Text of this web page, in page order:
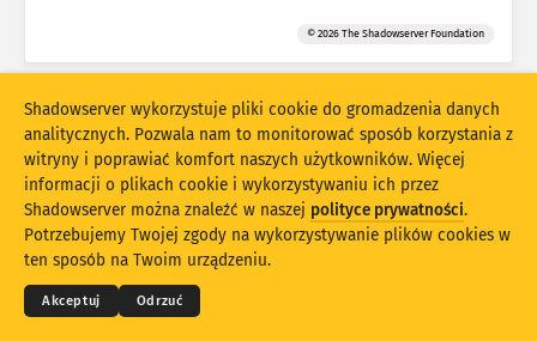
Tag
Stacking Skumulowany Nałożenie
Automatycznie aktualizuj wyniki
Aktualizuj Reset
Pobierz jako PNG
© 2026 The Shadowserver Foundation
© 2026THE SHADOWSERVER FOUNDATION
Prywatność i warunki
Skontaktuj się z nami
Autorzy
Shadowserver wykorzystuje pliki cookie do gromadzenia danych
analitycznych. Pozwala nam to monitorować sposób korzystania z
witryny i poprawiać komfort naszych użytkowników. Więcej
informacji o plikach cookie i wykorzystywaniu ich przez
Shadowserver można znaleźć w naszej polityce prywatności.
Potrzebujemy Twojej zgody na wykorzystywanie plików cookies w
ten sposób na Twoim urządzeniu.
Akceptuj Odrzuć